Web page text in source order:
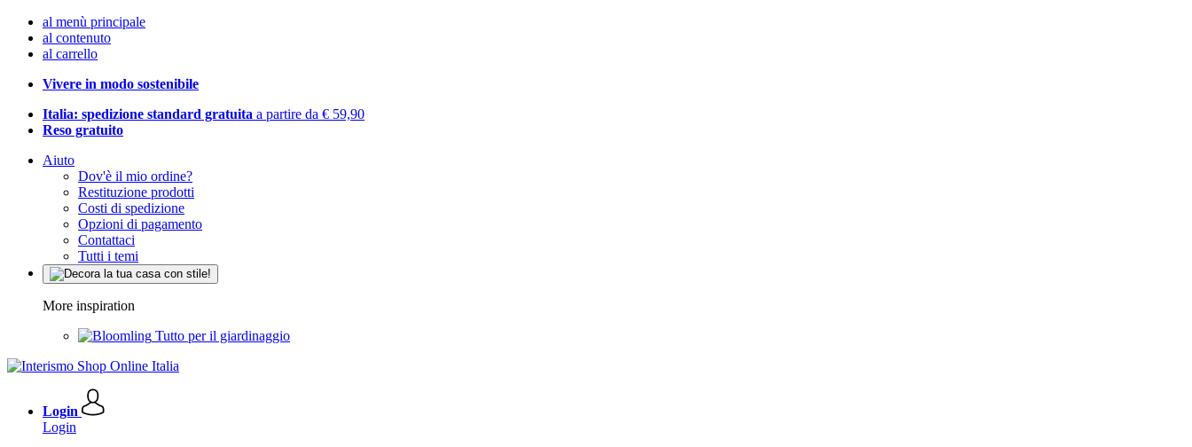
al menù principale
al contenuto
al carrello
Vivere in modo sostenibile
Italia: spedizione standard gratuita a partire da € 59,90
Reso gratuito
Aiuto
Dov'è il mio ordine?
Restituzione prodotti
Costi di spedizione
Opzioni di pagamento
Contattaci
Tutti i temi
More inspiration
Tutto per il giardinaggio
Login
Login